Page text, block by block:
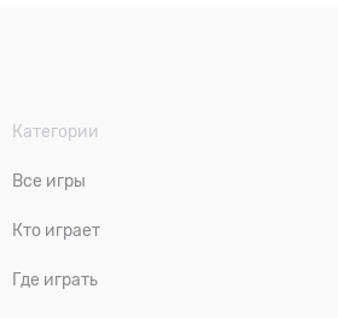
Категории
Все игры
Кто играет
Где играть